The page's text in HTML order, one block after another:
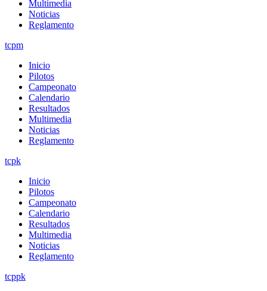
Multimedia
Noticias
Reglamento
tcpm
Inicio
Pilotos
Campeonato
Calendario
Resultados
Multimedia
Noticias
Reglamento
tcpk
Inicio
Pilotos
Campeonato
Calendario
Resultados
Multimedia
Noticias
Reglamento
tcppk